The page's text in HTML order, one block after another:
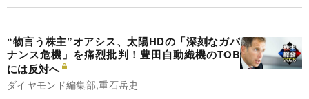
“物言う株主”オアシス、太陽HDの「深刻なガバ
ナンス危機」を痛烈批判！豊田自動織機のTOB
には反対へ
ダイヤモンド編集部,重石岳史